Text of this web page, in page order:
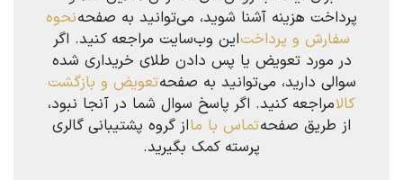
پرداخت هزینه آشنا شوید، می‌توانید به صفحهنحوه
سفارش و پرداختاین وب‌سایت مراجعه کنید. اگر
در مورد تعویض یا پس دادن طلای خریداری شده
سوالی دارید، می‌توانید به صفحهتعویض و بازگشت
کالامراجعه کنید. اگر پاسخ سوال شما در آنجا نبود،
از طریق صفحهتماس با مااز گروه پشتیبانی گالری
پرسته کمک بگیرید.